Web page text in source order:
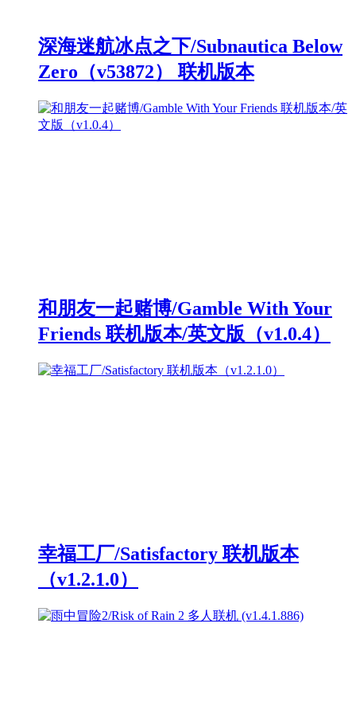
深海迷航冰点之下/Subnautica Below
Zero（v53872） 联机版本
和朋友一起赌博/Gamble With Your
Friends 联机版本/英文版（v1.0.4）
幸福工厂/Satisfactory 联机版本
（v1.2.1.0）